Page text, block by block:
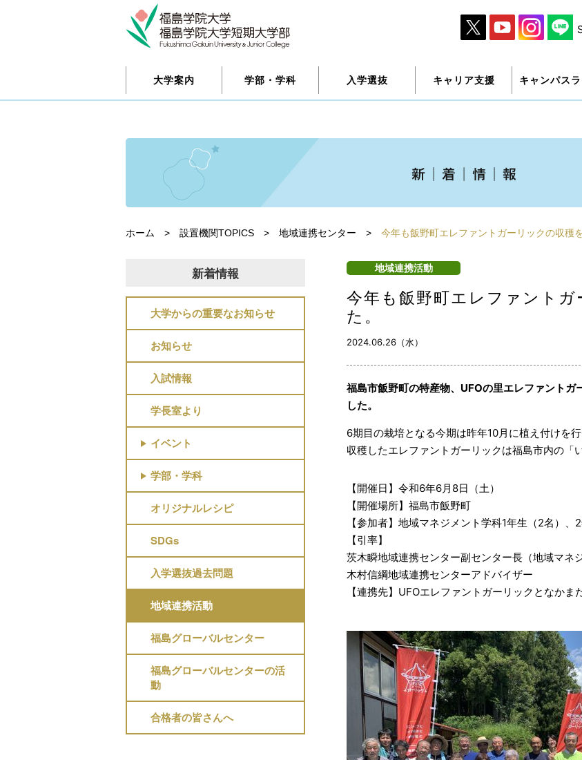
大学案内 学部・学科 入学選抜 キャリア支援 キャンパス
ホーム > 設置機関TOPICS > 地域連携センター > 今年も飯野町エレファントガーリックの収穫
新着情報
大学からの重要なお知らせ
お知らせ
入試情報
学長室より
イベント
学部・学科
オリジナルレシピ
SDGs
入学選抜過去問題
地域連携活動
福島グローバルセンター
福島グローバルセンターの活
動
合格者の皆さんへ
地域連携活動
今年も飯野町エレファント
た。
2024.06.26（水）
福島市飯野町の特産物、UFOの里エレファント
した。
6期目の栽培となる今期は昨年10月に植え付けを
収穫したエレファントガーリックは福島市内の「
【開催日】令和6年6月8日（土）
【開催場所】福島市飯野町
【参加者】地域マネジメント学科1年生（2名）、2
【引率】
茨木瞬地域連携センター副センター長（地域マネ
木村信綱地域連携センターアドバイザー
【連携先】UFOエレファントガーリックとなかま